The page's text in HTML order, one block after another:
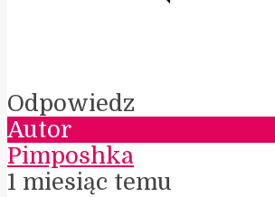
Odpowiedz
Autor
Pimposhka
1 miesiąc temu